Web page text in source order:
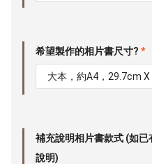
希望製作的相片書尺寸? *
補充說明相片書款式 (如
說明)